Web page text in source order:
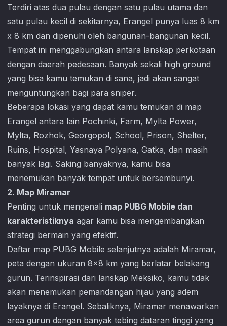
Terdiri atas dua pulau dengan satu pulau utama dan
satu pulau kecil di sekitarnya, Erangel punya luas 8 km
x 8 km dan dipenuhi oleh bangunan-bangunan kecil.
Tempat ini menggabungkan antara lanskap perkotaan
dengan daerah pedesaan. Banyak sekali high ground
yang bisa kamu temukan di sana, jadi akan sangat
menguntungkan bagi para sniper.
Beberapa lokasi yang dapat kamu temukan di map
Erangel antara lain Pochinki, Farm, Mylta Power,
Mylta, Rozhok, Georgopol, School, Prison, Shelter,
Ruins, Hospital, Yasnaya Polyana, Gatka, dan masih
banyak lagi. Saking banyaknya, kamu bisa
menemukan banyak tempat untuk bersembunyi.
2. Map Miramar
Penting untuk mengenali map PUBG Mobile dan
karakteristiknya agar kamu bisa mengembangkan
strategi bermain yang efektif.
Daftar map PUBG Mobile selanjutnya adalah Miramar,
peta dengan ukuran 8×8 km yang berlatar belakang
gurun. Terinspirasi dari lanskap Meksiko, kamu tidak
akan menemukan pemandangan hijau yang adem
layaknya di Erangel. Sebaliknya, Miramar menawarkan
area gurun dengan banyak tebing dataran tinggi yang